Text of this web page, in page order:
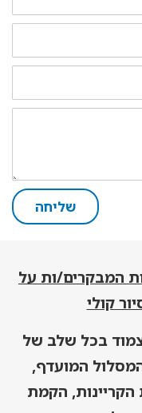
שליחה
המבקרים/ות על
קולי
צמוד בכל שלב של
המועדף,
הקמת